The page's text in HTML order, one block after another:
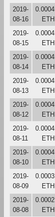
2019-
08-16
0.0004
ETH
2019-
08-15
0.0004
ETH
2019-
08-14
0.0004
ETH
2019-
08-13
0.0004
ETH
2019-
08-12
0.0004
ETH
2019-
08-11
0.0004
ETH
2019-
08-10
0.0004
ETH
2019-
08-09
0.0003
ETH
2019-
08-08
0.0002
ETH